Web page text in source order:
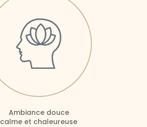
Ambiance douce
calme et chaleureuse